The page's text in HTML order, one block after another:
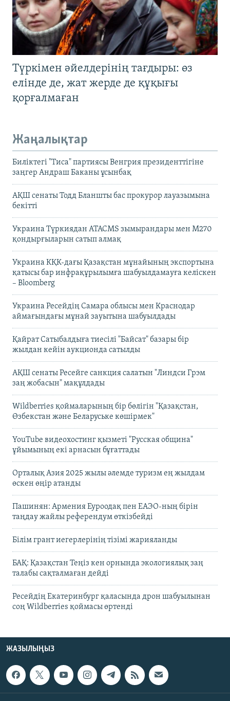
Түркімен әйелдерінің тағдыры: өз
елінде де, жат жерде де құқығы
қорғалмаған
Жаңалықтар
Биліктегі "Тиса" партиясы Венгрия президенттігіне
заңгер Андраш Баканы ұсынбақ
АҚШ сенаты Тодд Бланшты бас прокурор лауазымына
бекітті
Украина Түркиядан ATACMS зымырандары мен M270
қондырғыларын сатып алмақ
Украина КҚК-дағы Қазақстан мұнайының экспортына
қатысы бар инфрақұрылымға шабуылдамауға келіскен
– Bloomberg
Украина Ресейдің Самара облысы мен Краснодар
аймағындағы мұнай зауытына шабуылдады
Қайрат Сатыбалдыға тиесілі "Байсат" базары бір
жылдан кейін аукционда сатылды
АҚШ сенаты Ресейге санкция салатын "Линдси Грэм
заң жобасын" мақұлдады
Wildberries қоймаларының бір бөлігін "Қазақстан,
Өзбекстан және Беларуське көшірмек"
YouTube видеохостинг қызметі "Русская община"
ұйымының екі арнасын бұғаттады
Орталық Азия 2025 жылы әлемде туризм ең жылдам
өскен өңір атанды
Пашинян: Армения Еуроодақ пен ЕАЭО-ның бірін
таңдау жайлы референдум өткізбейді
Білім грант иегерлерінің тізімі жарияланды
БАҚ: Қазақстан Теңіз кен орнында экологиялық заң
талабы сақталмаған дейді
Ресейдің Екатеринбург қаласында дрон шабуылынан
соң Wildberries қоймасы өртенді
ЖАЗЫЛЫҢЫЗ